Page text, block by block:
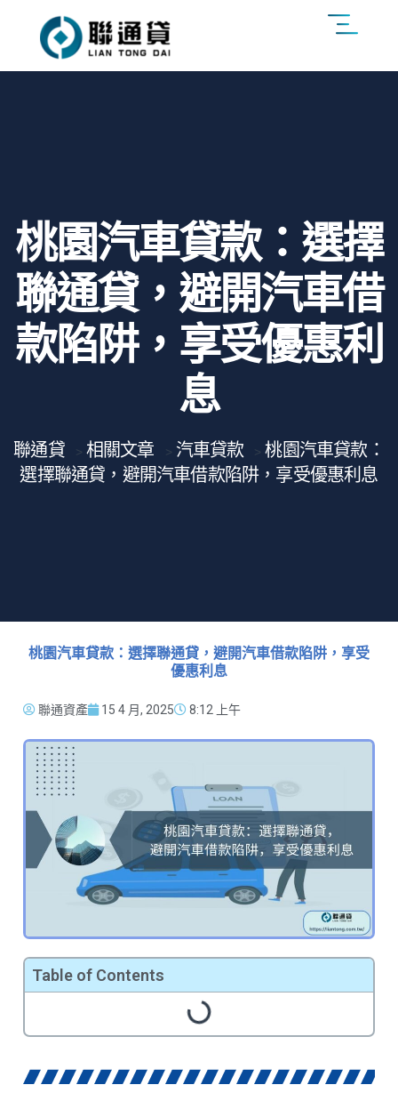
桃園汽車貸款：選擇
聯通貸，避開汽車借
款陷阱，享受優惠利
息
聯通貸 > 相關文章 > 汽車貸款 >桃園汽車貸款：
選擇聯通貸，避開汽車借款陷阱，享受優惠利息
桃園汽車貸款：選擇聯通貸，避開汽車借款陷阱，享受
優惠利息
聯通資產 15 4 月, 2025 8:12 上午
Table of Contents